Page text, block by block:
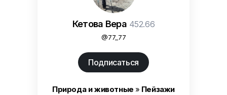
Кетова Вера 452.66
@77_77
Подписаться
Природа и животные » Пейзажи